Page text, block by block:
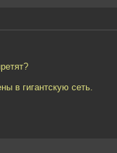
в гигантскую сеть.